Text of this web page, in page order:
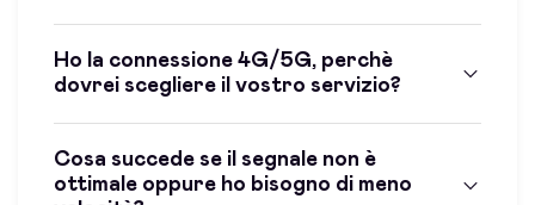
Ho la connessione 4G/5G, perchè
dovrei scegliere il vostro servizio?
Cosa succede se il segnale non è
ottimale oppure ho bisogno di meno